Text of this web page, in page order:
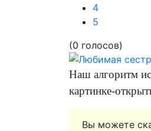
4
5
(0 голосов)
Наш алгоритм
картинке-
Вы можете